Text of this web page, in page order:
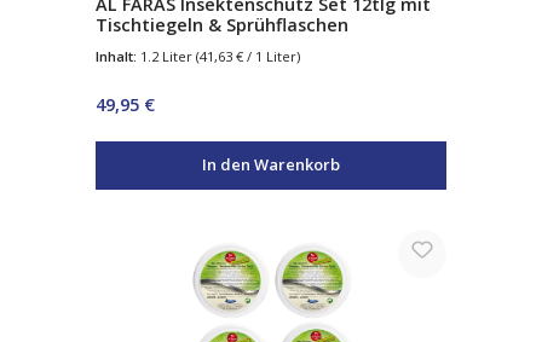
Tischtiegeln & Sprühflaschen
Inhalt: 1.2 Liter (41,63 € / 1 Liter)
Regulärer Preis:
49,95 €
In den Warenkorb